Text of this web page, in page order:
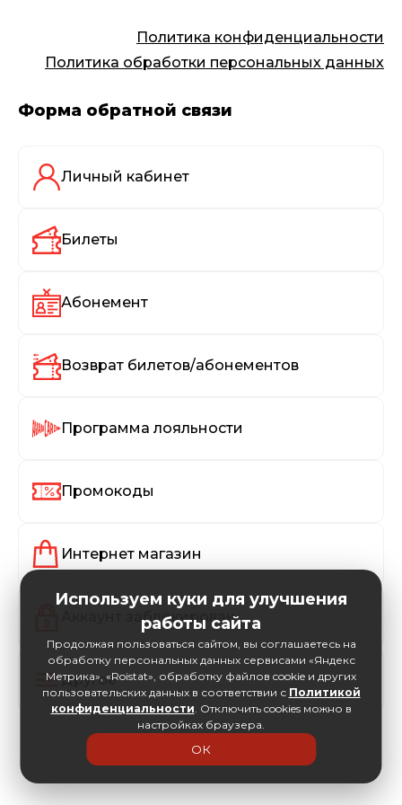
Политика конфиденциальности
Политика обработки персональных данных
Форма обратной связи
Личный кабинет
Билеты
Абонемент
Возврат билетов/абонементов
Программа лояльности
Промокоды
Интернет магазин
Аккаунт заблокирован
Другое
Используем куки для улучшения
работы сайта
Продолжая пользоваться сайтом, вы соглашаетесь на
обработку персональных данных сервисами «Яндекс
Метрика», «Roistat», обработку файлов cookie и других
пользовательских данных в соответствии с Политикой
конфиденциальности. Отключить cookies можно в
настройках браузера.
ОК